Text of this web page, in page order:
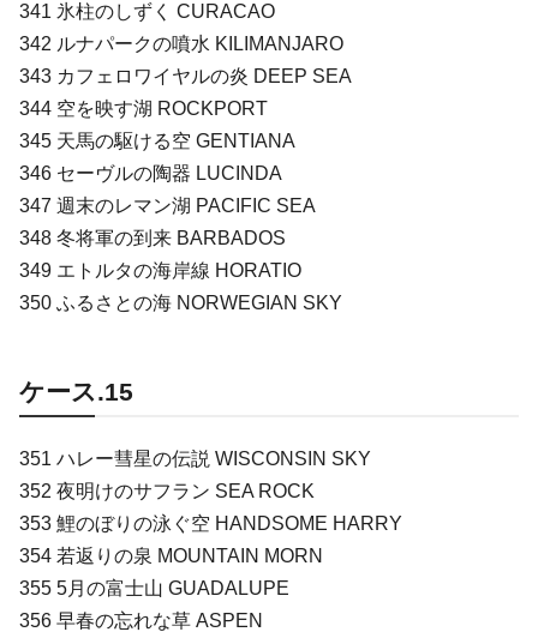
341 氷柱のしずく CURACAO
342 ルナパークの噴水 KILIMANJARO
343 カフェロワイヤルの炎 DEEP SEA
344 空を映す湖 ROCKPORT
345 天馬の駆ける空 GENTIANA
346 セーヴルの陶器 LUCINDA
347 週末のレマン湖 PACIFIC SEA
348 冬将軍の到来 BARBADOS
349 エトルタの海岸線 HORATIO
350 ふるさとの海 NORWEGIAN SKY
ケース.15
351 ハレー彗星の伝説 WISCONSIN SKY
352 夜明けのサフラン SEA ROCK
353 鯉のぼりの泳ぐ空 HANDSOME HARRY
354 若返りの泉 MOUNTAIN MORN
355 5月の富士山 GUADALUPE
356 早春の忘れな草 ASPEN